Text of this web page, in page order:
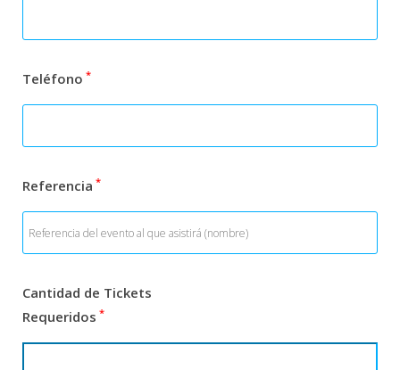
Teléfono *
Referencia *
Cantidad de Tickets
Requeridos *